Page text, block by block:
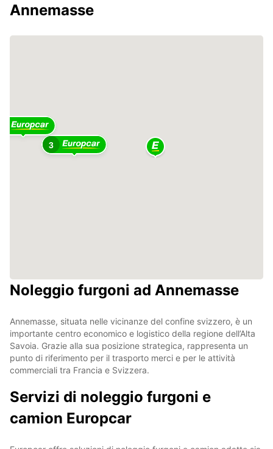
Annemasse
3
Noleggio furgoni ad Annemasse
Annemasse, situata nelle vicinanze del confine svizzero, è un
importante centro economico e logistico della regione dell’Alta
Savoia. Grazie alla sua posizione strategica, rappresenta un
punto di riferimento per il trasporto merci e per le attività
commerciali tra Francia e Svizzera.
Servizi di noleggio furgoni e
camion Europcar